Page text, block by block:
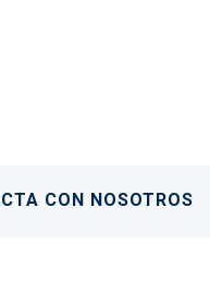
CON NOSOTROS